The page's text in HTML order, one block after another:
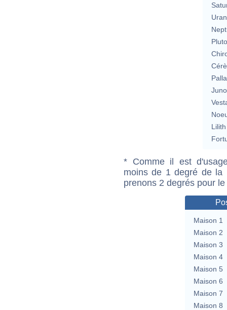
Lilith
* Comme il est
moins de 1 degré de la
prenons 2 degrés pour
Maison 1
Maison 2
Maison 3
Maison 4
Maison 5
Maison 6
Maison 7
Maison 8